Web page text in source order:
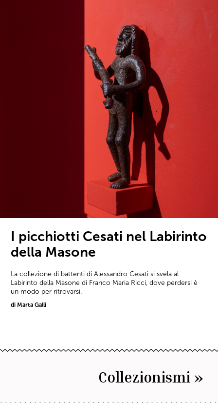
I picchiotti Cesati nel Labirinto
della Masone
La collezione di battenti di Alessandro Cesati si svela al
Labirinto della Masone di Franco Maria Ricci, dove perdersi è
un modo per ritrovarsi.
di Marta Galli
Collezionismi »